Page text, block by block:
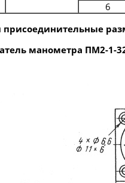
6
присоединительные
манометра ПМ2-1-